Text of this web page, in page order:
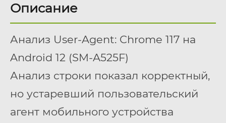
Описание
Анализ User-Agent: Chrome 117 на
Android 12 (SM-A525F)
Анализ строки показал корректный,
но устаревший пользовательский
агент мобильного устройства